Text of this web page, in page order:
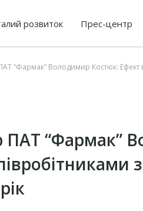
розвиток Прес-центр
“Фармак” Володимир Костюк: Ефект
“Фармак”